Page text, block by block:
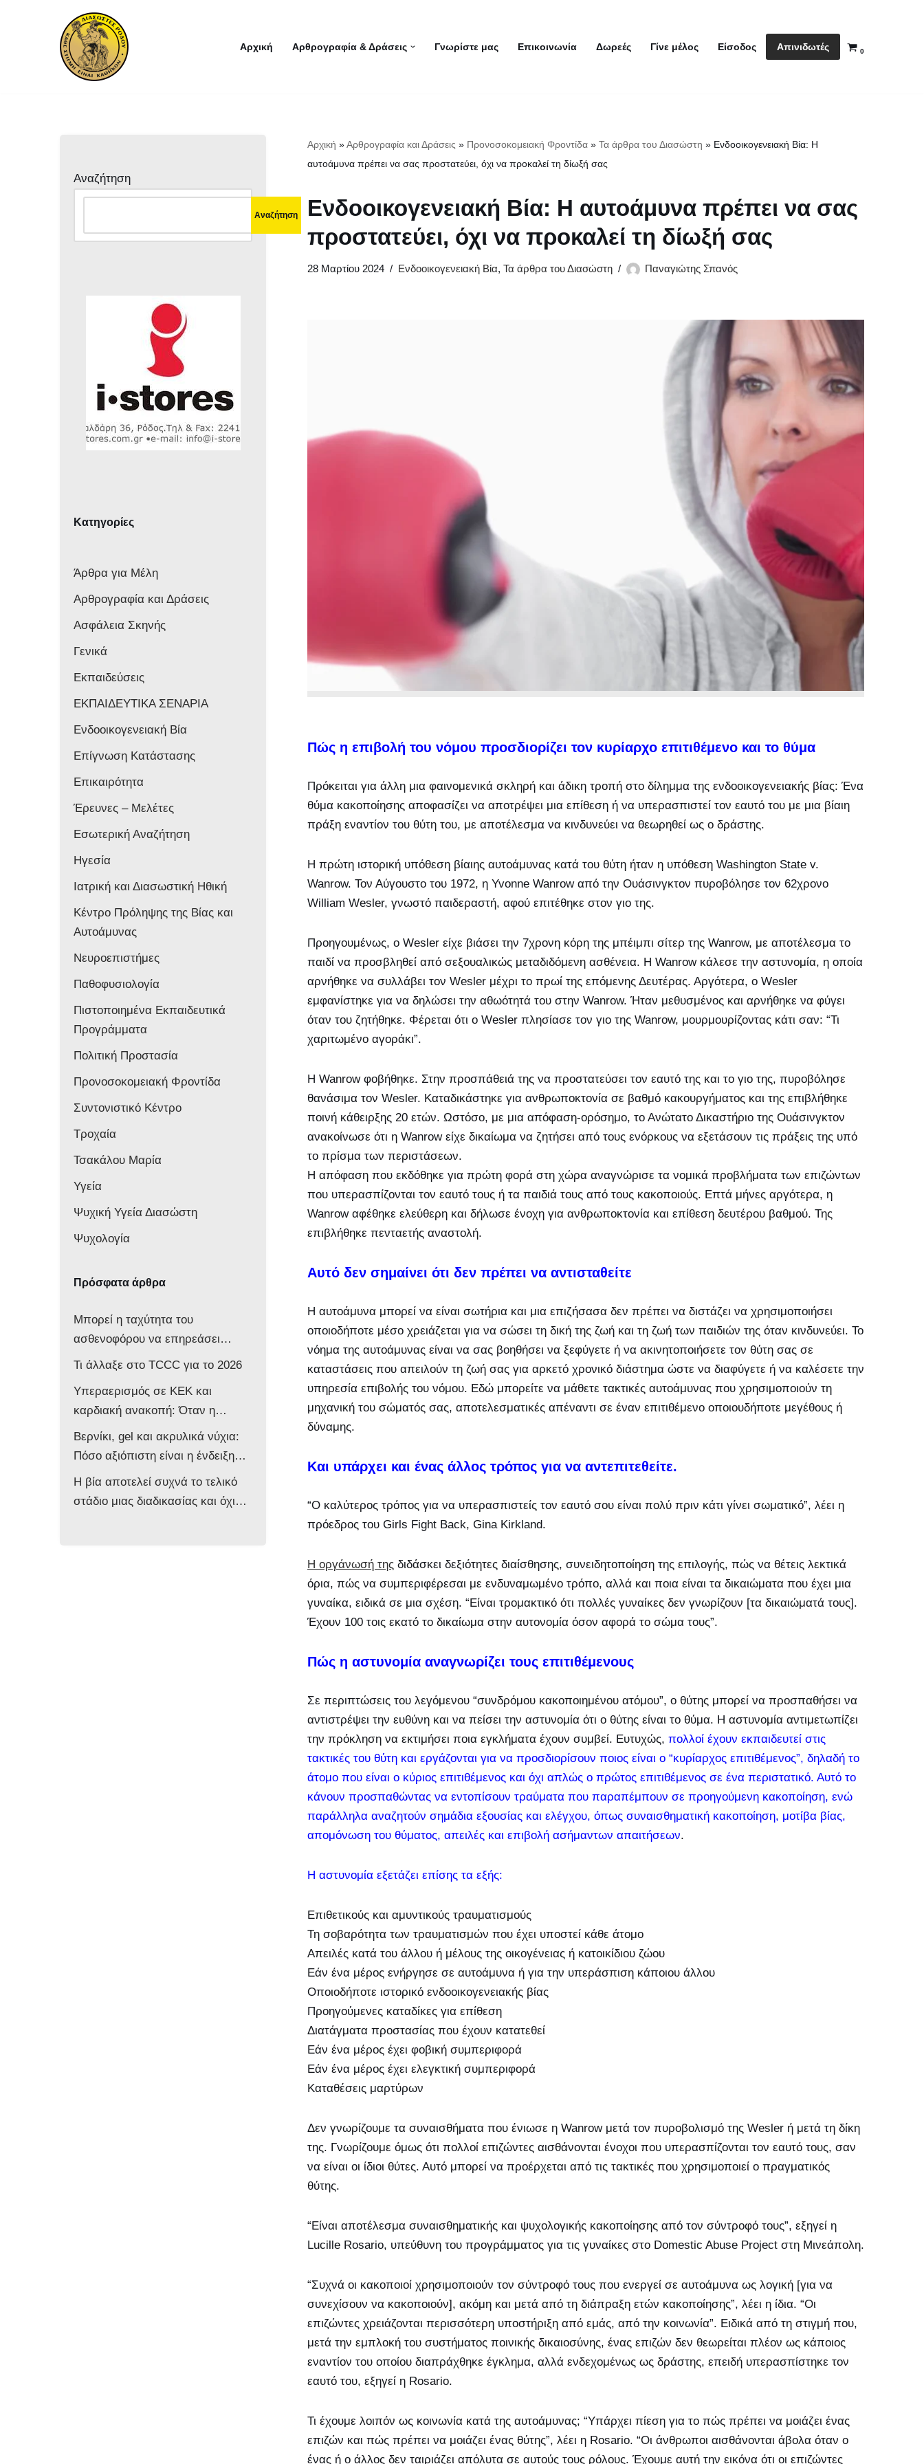
Μεταπηδήστε
περιεχόμενο
Αρχική Αρθρογραφία & Δράσεις Γνωρίστε μας Επικοινωνία Δωρεές Γίνε μέλος Είσοδος Απινιδωτές 0
Αναζήτηση
Αναζήτηση
Κατηγορίες
Άρθρα για Μέλη
Αρθρογραφία και Δράσεις
Ασφάλεια Σκηνής
Γενικά
Εκπαιδεύσεις
ΕΚΠΑΙΔΕΥΤΙΚΑ ΣΕΝΑΡΙΑ
Ενδοοικογενειακή Βία
Επίγνωση Κατάστασης
Επικαιρότητα
Έρευνες – Μελέτες
Εσωτερική Αναζήτηση
Ηγεσία
Ιατρική και Διασωστική Ηθική
Κέντρο Πρόληψης της Βίας και
Αυτοάμυνας
Νευροεπιστήμες
Παθοφυσιολογία
Πιστοποιημένα Εκπαιδευτικά
Προγράμματα
Πολιτική Προστασία
Προνοσοκομειακή Φροντίδα
Συντονιστικό Κέντρο
Τροχαία
Τσακάλου Μαρία
Υγεία
Ψυχική Υγεία Διασώστη
Ψυχολογία
Πρόσφατα άρθρα
Μπορεί η ταχύτητα του
ασθενοφόρου να επηρεάσει
νευρολογικά ένα βρέφος;
Τι άλλαξε στο TCCC για το 2026
Υπεραερισμός σε ΚΕΚ και
καρδιακή ανακοπή: Όταν η
επιθετική αντιμετώπιση βλάπτει
τον ασθενή
Βερνίκι, gel και ακρυλικά νύχια:
Πόσο αξιόπιστη είναι η ένδειξη
του παλμικού οξυμέτρου στο
ασθενοφόρο;
Η βία αποτελεί συχνά το τελικό
στάδιο μιας διαδικασίας και όχι
Αρχική »Αρθρογραφία και Δράσεις » Προνοσοκομειακή Φροντίδα » Τα άρθρα του Διασώστη » Ενδοοικογενειακή Βία: Η
αυτοάμυνα πρέπει να σας προστατεύει, όχι να προκαλεί τη δίωξή σας
Ενδοοικογενειακή Βία: Η αυτοάμυνα πρέπει να σας
προστατεύει, όχι να προκαλεί τη δίωξή σας
28 Μαρτίου 2024 Ενδοοικογενειακή Βία, Τα άρθρα του Διασώστη Παναγιώτης Σπανός
Πώς η επιβολή του νόμου προσδιορίζει τον κυρίαρχο επιτιθέμενο και το θύμα
Πρόκειται για άλλη μια φαινομενικά σκληρή και άδικη τροπή στο δίλημμα της ενδοοικογενειακής βίας: Ένα
θύμα κακοποίησης αποφασίζει να αποτρέψει μια επίθεση ή να υπερασπιστεί τον εαυτό του με μια βίαιη
πράξη εναντίον του θύτη του, με αποτέλεσμα να κινδυνεύει να θεωρηθεί ως ο δράστης.
Η πρώτη ιστορική υπόθεση βίαιης αυτοάμυνας κατά του θύτη ήταν η υπόθεση Washington State v.
Wanrow. Τον Αύγουστο του 1972, η Yvonne Wanrow από την Ουάσινγκτον πυροβόλησε τον 62χρονο
William Wesler, γνωστό παιδεραστή, αφού επιτέθηκε στον γιο της.
Προηγουμένως, ο Wesler είχε βιάσει την 7χρονη κόρη της μπέιμπι σίτερ της Wanrow, με αποτέλεσμα το
παιδί να προσβληθεί από σεξουαλικώς μεταδιδόμενη ασθένεια. Η Wanrow κάλεσε την αστυνομία, η οποία
αρνήθηκε να συλλάβει τον Wesler μέχρι το πρωί της επόμενης Δευτέρας. Αργότερα, ο Wesler
εμφανίστηκε για να δηλώσει την αθωότητά του στην Wanrow. Ήταν μεθυσμένος και αρνήθηκε να φύγει
όταν του ζητήθηκε. Φέρεται ότι ο Wesler πλησίασε τον γιο της Wanrow, μουρμουρίζοντας κάτι σαν: “Τι
χαριτωμένο αγοράκι”.
Η Wanrow φοβήθηκε. Στην προσπάθειά της να προστατεύσει τον εαυτό της και το γιο της, πυροβόλησε
θανάσιμα τον Wesler. Καταδικάστηκε για ανθρωποκτονία σε βαθμό κακουργήματος και της επιβλήθηκε
ποινή κάθειρξης 20 ετών. Ωστόσο, με μια απόφαση-ορόσημο, το Ανώτατο Δικαστήριο της Ουάσινγκτον
ανακοίνωσε ότι η Wanrow είχε δικαίωμα να ζητήσει από τους ενόρκους να εξετάσουν τις πράξεις της υπό
το πρίσμα των περιστάσεων.
Η απόφαση που εκδόθηκε για πρώτη φορά στη χώρα αναγνώρισε τα νομικά προβλήματα των επιζώντων
που υπερασπίζονται τον εαυτό τους ή τα παιδιά τους από τους κακοποιούς. Επτά μήνες αργότερα, η
Wanrow αφέθηκε ελεύθερη και δήλωσε ένοχη για ανθρωποκτονία και επίθεση δευτέρου βαθμού. Της
επιβλήθηκε πενταετής αναστολή.
Αυτό δεν σημαίνει ότι δεν πρέπει να αντισταθείτε
Η αυτοάμυνα μπορεί να είναι σωτήρια και μια επιζήσασα δεν πρέπει να διστάζει να χρησιμοποιήσει
οποιοδήποτε μέσο χρειάζεται για να σώσει τη δική της ζωή και τη ζωή των παιδιών της όταν κινδυνεύει. Το
νόημα της αυτοάμυνας είναι να σας βοηθήσει να ξεφύγετε ή να ακινητοποιήσετε τον θύτη σας σε
καταστάσεις που απειλούν τη ζωή σας για αρκετό χρονικό διάστημα ώστε να διαφύγετε ή να καλέσετε την
υπηρεσία επιβολής του νόμου. Εδώ μπορείτε να μάθετε τακτικές αυτοάμυνας που χρησιμοποιούν τη
μηχανική του σώματός σας, αποτελεσματικές απέναντι σε έναν επιτιθέμενο οποιουδήποτε μεγέθους ή
δύναμης.
Και υπάρχει και ένας άλλος τρόπος για να αντεπιτεθείτε.
“Ο καλύτερος τρόπος για να υπερασπιστείς τον εαυτό σου είναι πολύ πριν κάτι γίνει σωματικό”, λέει η
πρόεδρος του Girls Fight Back, Gina Kirkland.
Η οργάνωσή της διδάσκει δεξιότητες διαίσθησης, συνειδητοποίηση της επιλογής, πώς να θέτεις λεκτικά
όρια, πώς να συμπεριφέρεσαι με ενδυναμωμένο τρόπο, αλλά και ποια είναι τα δικαιώματα που έχει μια
γυναίκα, ειδικά σε μια σχέση. “Είναι τρομακτικό ότι πολλές γυναίκες δεν γνωρίζουν [τα δικαιώματά τους].
Έχουν 100 τοις εκατό το δικαίωμα στην αυτονομία όσον αφορά το σώμα τους”.
Πώς η αστυνομία αναγνωρίζει τους επιτιθέμενους
Σε περιπτώσεις του λεγόμενου “συνδρόμου κακοποιημένου ατόμου”, ο θύτης μπορεί να προσπαθήσει να
αντιστρέψει την ευθύνη και να πείσει την αστυνομία ότι ο θύτης είναι το θύμα. Η αστυνομία αντιμετωπίζει
την πρόκληση να εκτιμήσει ποια εγκλήματα έχουν συμβεί. Ευτυχώς, πολλοί έχουν εκπαιδευτεί στις
τακτικές του θύτη και εργάζονται για να προσδιορίσουν ποιος είναι ο “κυρίαρχος επιτιθέμενος”, δηλαδή το
άτομο που είναι ο κύριος επιτιθέμενος και όχι απλώς ο πρώτος επιτιθέμενος σε ένα περιστατικό. Αυτό το
κάνουν προσπαθώντας να εντοπίσουν τραύματα που παραπέμπουν σε προηγούμενη κακοποίηση, ενώ
παράλληλα αναζητούν σημάδια εξουσίας και ελέγχου, όπως συναισθηματική κακοποίηση, μοτίβα βίας,
απομόνωση του θύματος, απειλές και επιβολή ασήμαντων απαιτήσεων.
Η αστυνομία εξετάζει επίσης τα εξής:
Επιθετικούς και αμυντικούς τραυματισμούς
Τη σοβαρότητα των τραυματισμών που έχει υποστεί κάθε άτομο
Απειλές κατά του άλλου ή μέλους της οικογένειας ή κατοικίδιου ζώου
Εάν ένα μέρος ενήργησε σε αυτοάμυνα ή για την υπεράσπιση κάποιου άλλου
Οποιοδήποτε ιστορικό ενδοοικογενειακής βίας
Προηγούμενες καταδίκες για επίθεση
Διατάγματα προστασίας που έχουν κατατεθεί
Εάν ένα μέρος έχει φοβική συμπεριφορά
Εάν ένα μέρος έχει ελεγκτική συμπεριφορά
Καταθέσεις μαρτύρων
Δεν γνωρίζουμε τα συναισθήματα που ένιωσε η Wanrow μετά τον πυροβολισμό της Wesler ή μετά τη δίκη
της. Γνωρίζουμε όμως ότι πολλοί επιζώντες αισθάνονται ένοχοι που υπερασπίζονται τον εαυτό τους, σαν
να είναι οι ίδιοι θύτες. Αυτό μπορεί να προέρχεται από τις τακτικές που χρησιμοποιεί ο πραγματικός
θύτης.
“Είναι αποτέλεσμα συναισθηματικής και ψυχολογικής κακοποίησης από τον σύντροφό τους”, εξηγεί η
Lucille Rosario, υπεύθυνη του προγράμματος για τις γυναίκες στο Domestic Abuse Project στη Μινεάπολη.
“Συχνά οι κακοποιοί χρησιμοποιούν τον σύντροφό τους που ενεργεί σε αυτοάμυνα ως λογική [για να
συνεχίσουν να κακοποιούν], ακόμη και μετά από τη διάπραξη ετών κακοποίησης”, λέει η ίδια. “Οι
επιζώντες χρειάζονται περισσότερη υποστήριξη από εμάς, από την κοινωνία”. Ειδικά από τη στιγμή που,
μετά την εμπλοκή του συστήματος ποινικής δικαιοσύνης, ένας επιζών δεν θεωρείται πλέον ως κάποιος
εναντίον του οποίου διαπράχθηκε έγκλημα, αλλά ενδεχομένως ως δράστης, επειδή υπερασπίστηκε τον
εαυτό του, εξηγεί η Rosario.
Τι έχουμε λοιπόν ως κοινωνία κατά της αυτοάμυνας; “Υπάρχει πίεση για το πώς πρέπει να μοιάζει ένας
επιζών και πώς πρέπει να μοιάζει ένας θύτης”, λέει η Rosario. “Οι άνθρωποι αισθάνονται άβολα όταν ο
ένας ή ο άλλος δεν ταιριάζει απόλυτα σε αυτούς τους ρόλους. Έχουμε αυτή την εικόνα ότι οι επιζώντες